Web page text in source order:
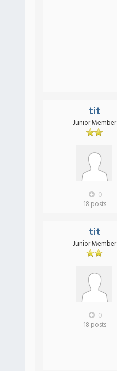
tit
Junior Member
0
18 posts
tit
Junior Member
0
18 posts